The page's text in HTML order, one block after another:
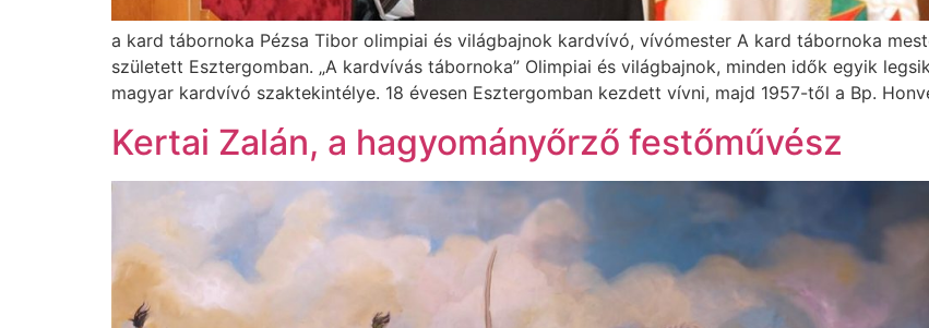
a kard tábornoka Pézsa Tibor olimpiai és világbajnok kardvívó, vívómester A kard tábornoka
született Esztergomban. „A kardvívás tábornoka” Olimpiai és világbajnok, minden idők egyik
magyar kardvívó szaktekintélye. 18 évesen Esztergomban kezdett vívni, majd 1957-től a Bp.
Kertai Zalán, a hagyományőrző festőművész